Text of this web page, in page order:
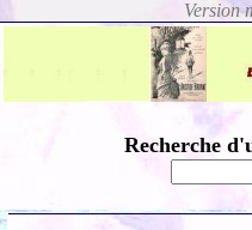
Recherche